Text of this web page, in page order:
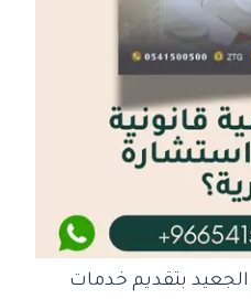
بتقديم خدمات